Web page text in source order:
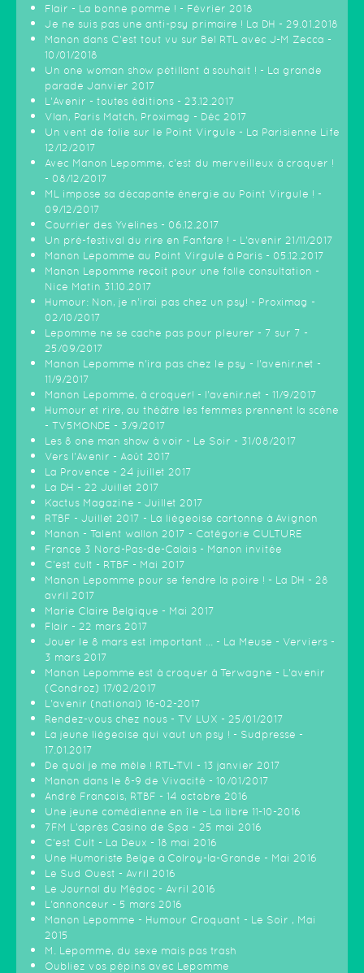
Flair - La bonne pomme ! - Février 2018
Je ne suis pas une anti-psy primaire ! La DH - 29.01.2018
Manon dans C'est tout vu sur Bel RTL avec J-M Zecca -
10/01/2018
Un one woman show pétillant à souhait ! - La grande
parade Janvier 2017
L'Avenir - toutes éditions - 23.12.2017
Vlan, Paris Match, Proximag - Déc 2017
Un vent de folie sur le Point Virgule - La Parisienne Life
12/12/2017
Avec Manon Lepomme, c'est du merveilleux à croquer !
- 08/12/2017
ML impose sa décapante énergie au Point Virgule ! -
09/12/2017
Courrier des Yvelines - 06.12.2017
Un pré-festival du rire en Fanfare ! - L'avenir 21/11/2017
Manon Lepomme au Point Virgule à Paris - 05.12.2017
Manon Lepomme reçoit pour une folle consultation -
Nice Matin 31.10.2017
Humour: Non, je n’irai pas chez un psy! - Proximag -
02/10/2017
Lepomme ne se cache pas pour pleurer - 7 sur 7 -
25/09/2017
Manon Lepomme n'ira pas chez le psy - l'avenir.net -
11/9/2017
Manon Lepomme, à croquer! - l'avenir.net - 11/9/2017
Humour et rire, au théâtre les femmes prennent la scène
- TV5MONDE - 3/9/2017
Les 8 one man show à voir - Le Soir - 31/08/2017
Vers l'Avenir - Août 2017
La Provence - 24 juillet 2017
La DH - 22 Juillet 2017
Kactus Magazine - Juillet 2017
RTBF - Juillet 2017 - La liègeoise cartonne à Avignon
Manon - Talent wallon 2017 - Catégorie CULTURE
France 3 Nord-Pas-de-Calais - Manon invitée
C'est cult - RTBF - Mai 2017
Manon Lepomme pour se fendre la poire ! - La DH - 28
avril 2017
Marie Claire Belgique - Mai 2017
Flair - 22 mars 2017
Jouer le 8 mars est important ... - La Meuse - Verviers -
3 mars 2017
Manon Lepomme est à croquer à Terwagne - L'avenir
(Condroz) 17/02/2017
L'avenir (national) 16-02-2017
Rendez-vous chez nous - TV LUX - 25/01/2017
La jeune liégeoise qui vaut un psy ! - Sudpresse -
17.01.2017
De quoi je me mêle ! RTL-TVI - 13 janvier 2017
Manon dans le 8-9 de Vivacité - 10/01/2017
André François, RTBF - 14 octobre 2016
Une jeune comédienne en île - La libre 11-10-2016
7FM L'après Casino de Spa - 25 mai 2016
C'est Cult - La Deux - 18 mai 2016
Une Humoriste Belge à Colroy-la-Grande - Mai 2016
Le Sud Ouest - Avril 2016
Le Journal du Médoc - Avril 2016
L'annonceur - 5 mars 2016
Manon Lepomme - Humour Croquant - Le Soir , Mai
2015
M. Lepomme, du sexe mais pas trash
Oubliez vos pépins avec Lepomme